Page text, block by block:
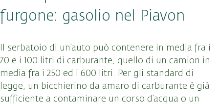
furgone: gasolio nel Piavon
Il serbatoio di un’auto può contenere in media fra i
70 e i 100 litri di carburante, quello di un camion in
media fra i 250 ed i 600 litri. Per gli standard di
legge, un bicchierino da amaro di carburante è già
sufficiente a contaminare un corso d’acqua o un